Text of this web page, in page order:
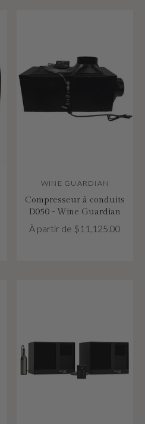
WINE GUARDIAN
Compresseur à conduits
D050 - Wine Guardian
À partir de $11,125.00